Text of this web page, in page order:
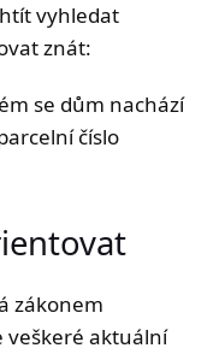
vyhledat
znát:
se dům nachází
číslo
zákonem
veškeré aktuální